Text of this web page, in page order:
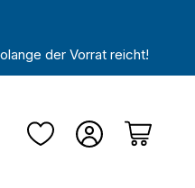
der Vorrat reicht!